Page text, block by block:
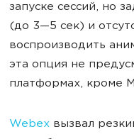
запуске сессий, но
(до 3—5 сек) и
воспроизводить
эта опция не
платформах, кроме
Webex вызвал